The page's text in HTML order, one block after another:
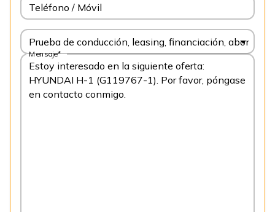
Teléfono / Móvil
Prueba de conducción, leasing, financiación,
Mensaje*